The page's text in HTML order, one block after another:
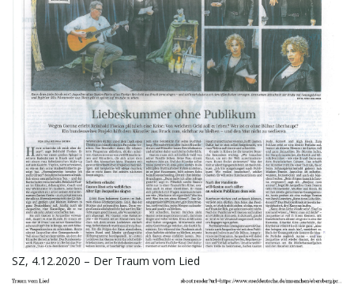
SZ, 4.12.2020 – Der Traum vom Lied